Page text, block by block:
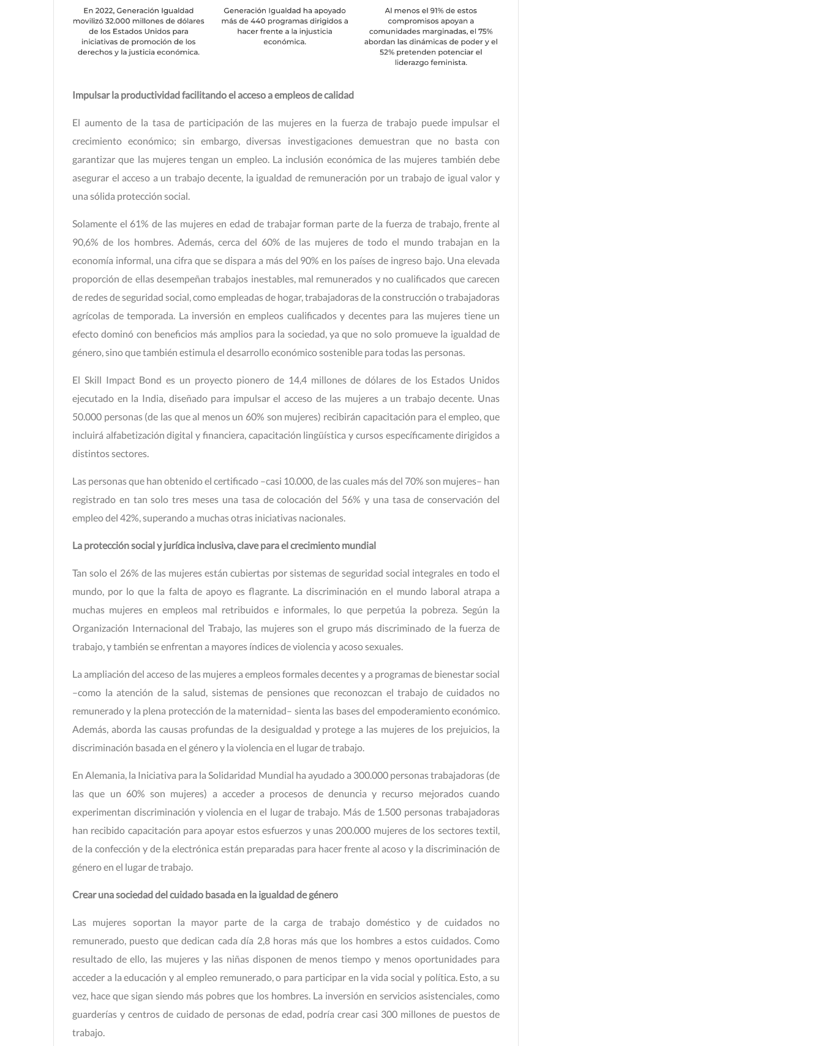
Impulsar la productividad facilitando el acceso a empleos de calidad
El aumento de la tasa de participación de las mujeres en la fuerza de trabajo puede impulsar el
crecimiento económico; sin embargo, diversas investigaciones demuestran que no basta con
garantizar que las mujeres tengan un empleo. La inclusión económica de las mujeres también debe
asegurar el acceso a un trabajo decente, la igualdad de remuneración por un trabajo de igual valor y
una sólida protección social.
Solamente el 61% de las mujeres en edad de trabajar forman parte de la fuerza de trabajo, frente al
90,6% de los hombres. Además, cerca del 60% de las mujeres de todo el mundo trabajan en la
economía informal, una cifra que se dispara a más del 90% en los países de ingreso bajo. Una elevada
proporción de ellas desempeñan trabajos inestables, mal remunerados y no cualificados que carecen
de redes de seguridad social, como empleadas de hogar, trabajadoras de la construcción o trabajadoras
agrícolas de temporada. La inversión en empleos cualificados y decentes para las mujeres tiene un
efecto dominó con beneficios más amplios para la sociedad, ya que no solo promueve la igualdad de
género, sino que también estimula el desarrollo económico sostenible para todas las personas.
El Skill Impact Bond es un proyecto pionero de 14,4 millones de dólares de los Estados Unidos
ejecutado en la India, diseñado para impulsar el acceso de las mujeres a un trabajo decente. Unas
50.000 personas (de las que al menos un 60% son mujeres) recibirán capacitación para el empleo, que
incluirá alfabetización digital y financiera, capacitación lingüística y cursos específicamente dirigidos a
distintos sectores.
Las personas que han obtenido el certificado –casi 10.000, de las cuales más del 70% son mujeres– han
registrado en tan solo tres meses una tasa de colocación del 56% y una tasa de conservación del
empleo del 42%, superando a muchas otras iniciativas nacionales.
La protección social y jurídica inclusiva, clave para el crecimiento mundial
Tan solo el 26% de las mujeres están cubiertas por sistemas de seguridad social integrales en todo el
mundo, por lo que la falta de apoyo es flagrante. La discriminación en el mundo laboral atrapa a
muchas mujeres en empleos mal retribuidos e informales, lo que perpetúa la pobreza. Según la
Organización Internacional del Trabajo, las mujeres son el grupo más discriminado de la fuerza de
trabajo, y también se enfrentan a mayores índices de violencia y acoso sexuales.
La ampliación del acceso de las mujeres a empleos formales decentes y a programas de bienestar social
–como la atención de la salud, sistemas de pensiones que reconozcan el trabajo de cuidados no
remunerado y la plena protección de la maternidad– sienta las bases del empoderamiento económico.
Además, aborda las causas profundas de la desigualdad y protege a las mujeres de los prejuicios, la
discriminación basada en el género y la violencia en el lugar de trabajo.
En Alemania, la Iniciativa para la Solidaridad Mundial ha ayudado a 300.000 personas trabajadoras (de
las que un 60% son mujeres) a acceder a procesos de denuncia y recurso mejorados cuando
experimentan discriminación y violencia en el lugar de trabajo. Más de 1.500 personas trabajadoras
han recibido capacitación para apoyar estos esfuerzos y unas 200.000 mujeres de los sectores textil,
de la confección y de la electrónica están preparadas para hacer frente al acoso y la discriminación de
género en el lugar de trabajo.
Crear una sociedad del cuidado basada en la igualdad de género
Las mujeres soportan la mayor parte de la carga de trabajo doméstico y de cuidados no
remunerado, puesto que dedican cada día 2,8 horas más que los hombres a estos cuidados. Como
resultado de ello, las mujeres y las niñas disponen de menos tiempo y menos oportunidades para
acceder a la educación y al empleo remunerado, o para participar en la vida social y política. Esto, a su
vez, hace que sigan siendo más pobres que los hombres. La inversión en servicios asistenciales, como
guarderías y centros de cuidado de personas de edad, podría crear casi 300 millones de puestos de
trabajo.